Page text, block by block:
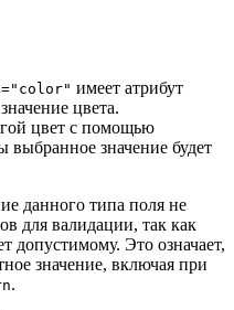
имеет атрибут
цвета.
цвет с помощью
значение будет
данного типа поля не
для валидации, так как
допустимому. Это означает,
значение, включая при
.